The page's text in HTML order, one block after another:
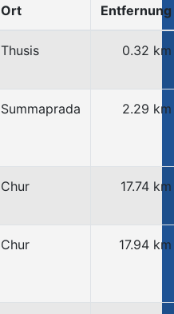
Ort Entfernung
Thusis 0.32 km
Summaprada 2.29 km
Chur 17.74 km
Chur 17.94 km